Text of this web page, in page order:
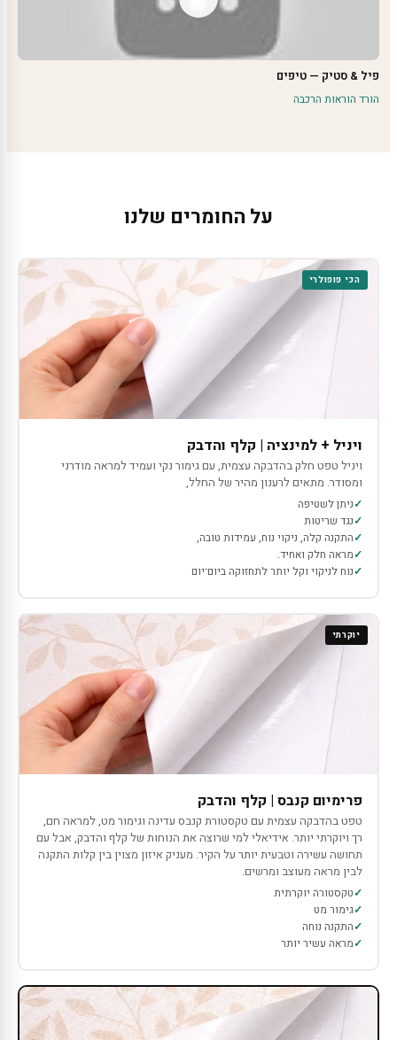
פיל & סטיק — טיפים
הורד הוראות הרכבה
על החומרים שלנו
הכי פופולרי
ויניל + למינציה | קלף והדבק
ויניל טפט חלק בהדבקה עצמית, עם גימור נקי ועמיד למראה מודרני
ומסודר. מתאים לרענון מהיר של החלל,
ניתן לשטיפה
נגד שריטות
התקנה קלה, ניקוי נוח, עמידות טובה,
מראה חלק ואחיד.
נוח לניקוי וקל יותר לתחזוקה ביום־יום
יוקרתי
פרימיום קנבס | קלף והדבק
טפט בהדבקה עצמית עם טקסטורת קנבס עדינה וגימור מט, למראה חם,
רך ויוקרתי יותר. אידיאלי למי שרוצה את הנוחות של קלף והדבק, אבל עם
תחושה עשירה וטבעית יותר על הקיר. מעניק איזון מצוין בין קלות התקנה
לבין מראה מעוצב ומרשים.
טקסטורה יוקרתית
גימור מט
התקנה נוחה
מראה עשיר יותר